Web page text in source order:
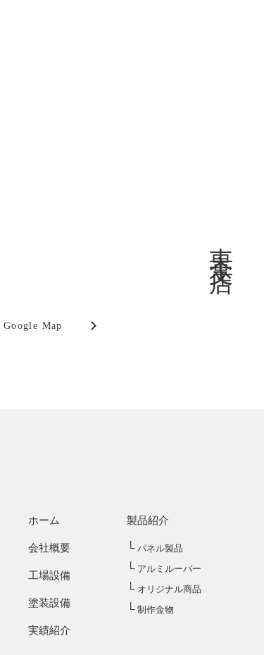
Google Map
東京支店
ホーム
会社概要
工場設備
塗装設備
実績紹介
製品紹介
└ パネル製品
└ アルミルーバー
└ オリジナル商品
└ 制作金物